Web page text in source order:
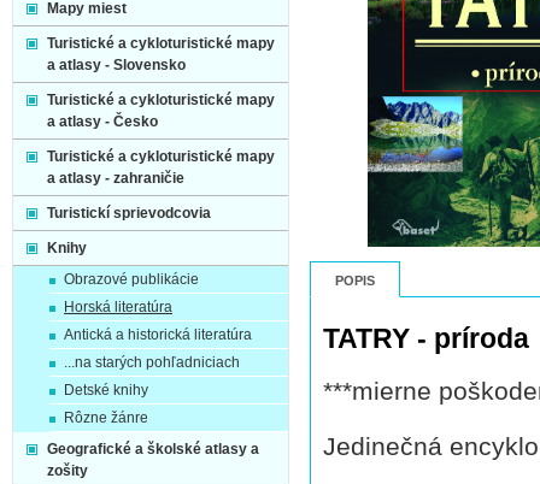
POPIS
TATRY - príroda
***mierne
Jedinečná
Mapy miest
Turistické a cykloturistické mapy
a atlasy - Slovensko
Turistické a cykloturistické mapy
a atlasy - Česko
Turistické a cykloturistické mapy
a atlasy - zahraničie
Turistickí sprievodcovia
Knihy
Obrazové publikácie
Horská literatúra
Antická a historická literatúra
...na starých pohľadniciach
Detské knihy
Rôzne žánre
Geografické a školské atlasy a
zošity